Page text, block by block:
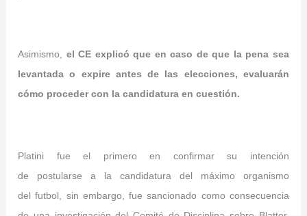
Asimismo, el CE explicó que en caso de que la pena sea
levantada o expire antes de las elecciones, evaluarán
cómo proceder con la candidatura en cuestión.
Platini fue el primero en confirmar su intención
de postularse a la candidatura del máximo organismo
del futbol, sin embargo, fue sancionado como consecuencia